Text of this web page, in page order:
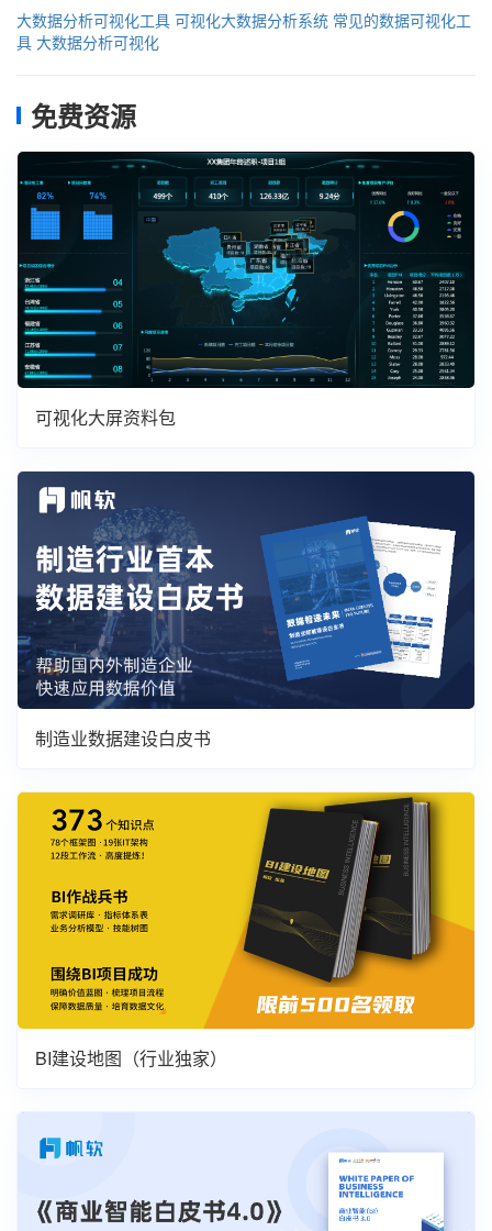
大数据分析可视化工具 可视化大数据分析系统 常见的数据可视化工
具 大数据分析可视化
免费资源
可视化大屏资料包
制造业数据建设白皮书
BI建设地图（行业独家）